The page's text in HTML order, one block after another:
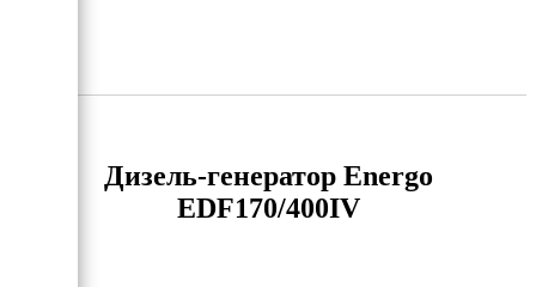
Дизель-генератор Energo
EDF170/400IV